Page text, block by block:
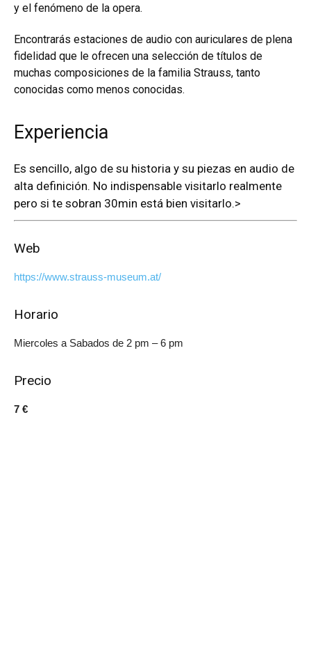
y el fenómeno de la opera.
Encontrarás estaciones de audio con auriculares de plena
fidelidad que le ofrecen una selección de títulos de
muchas composiciones de la familia Strauss, tanto
conocidas como menos conocidas.
Experiencia
Es sencillo, algo de su historia y su piezas en audio de
alta definición. No indispensable visitarlo realmente
pero si te sobran 30min está bien visitarlo.>
Web
https://www.strauss-museum.at/
Horario
Miercoles a Sabados de 2 pm – 6 pm
Precio
7 €